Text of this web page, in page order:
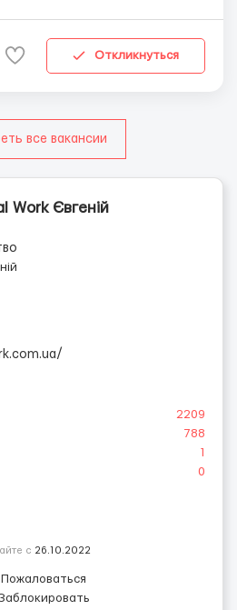
Откликнуться
все вакансии
Work Євгеній
2209
788
1
0
с 26.10.2022
Пожаловаться